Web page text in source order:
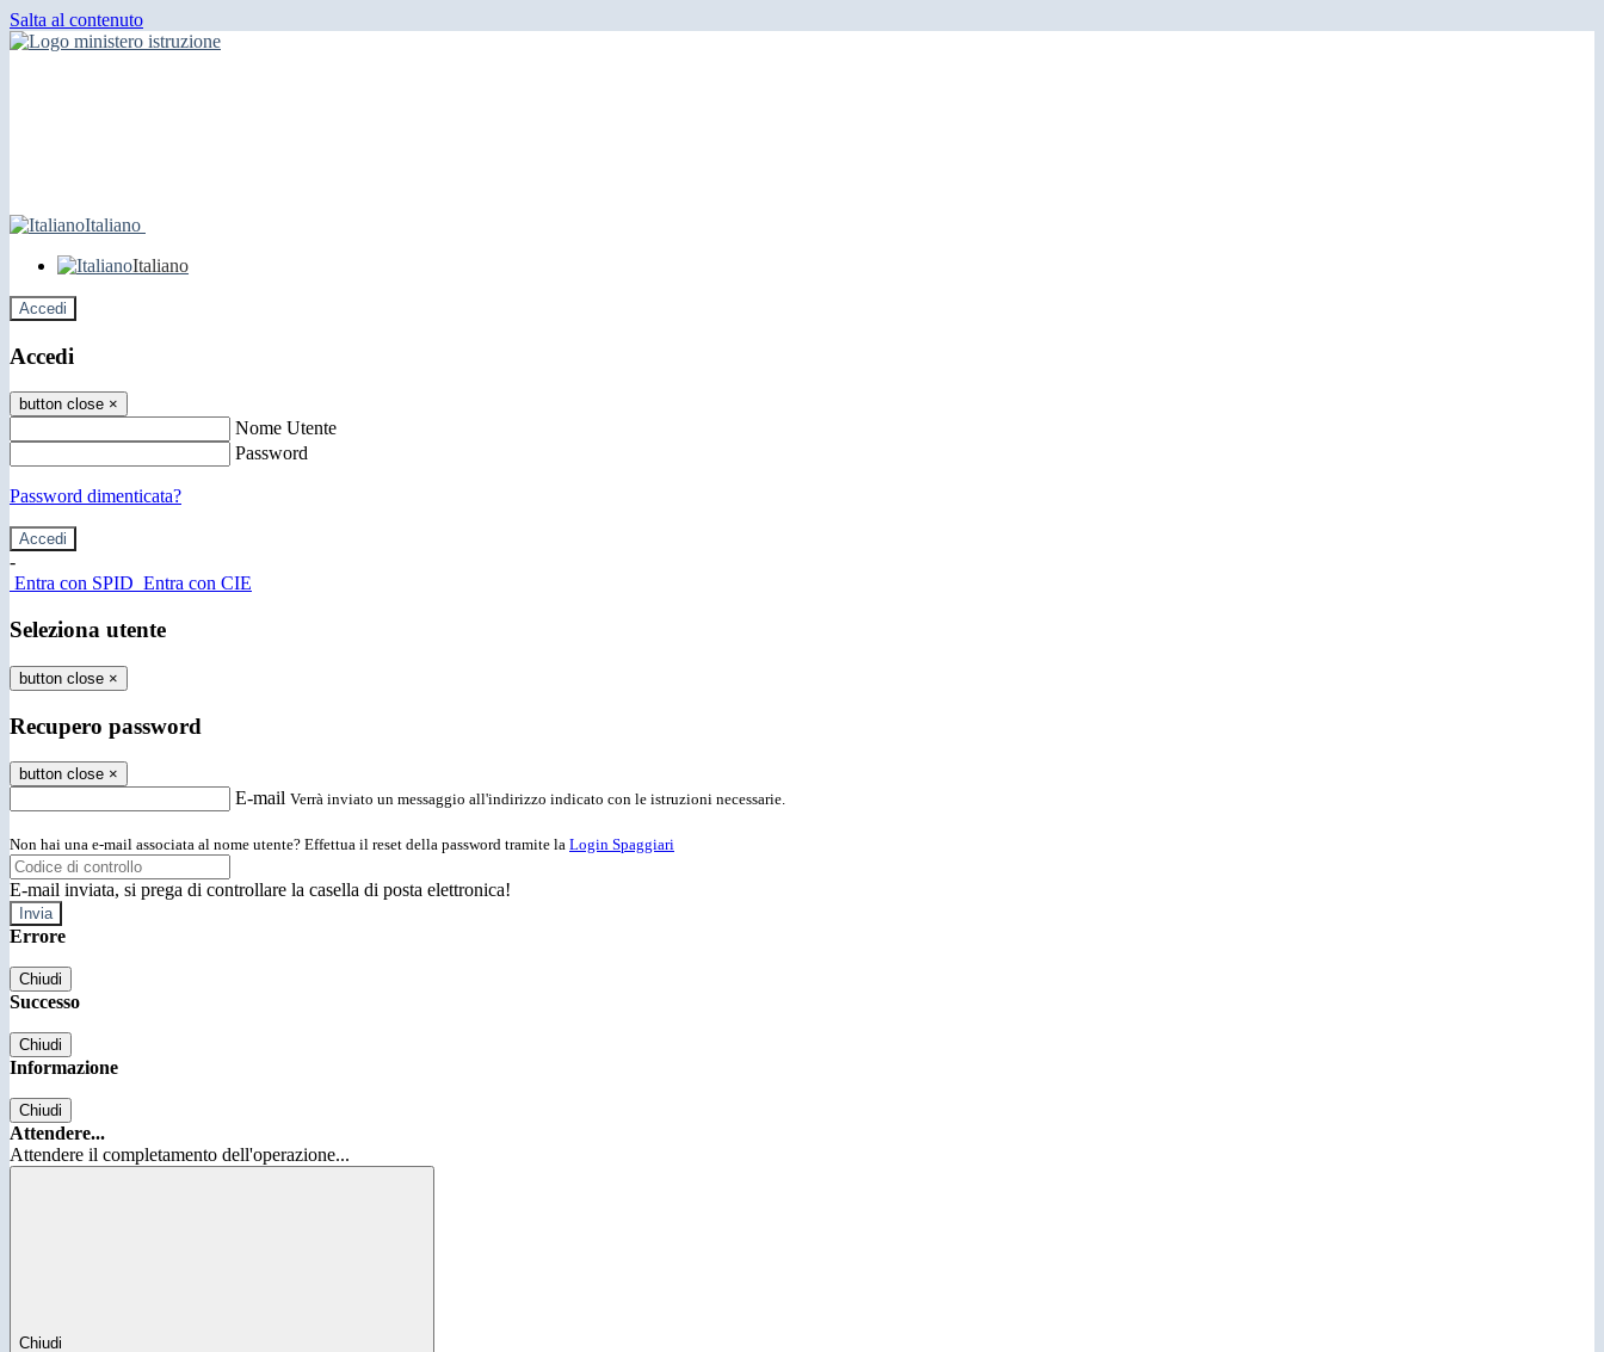
Salta al contenuto
Italiano
Italiano
Accedi
Accedi
button close ×
Nome Utente
Password
Password dimenticata?
-
Entra con SPID Entra con CIE
Seleziona utente
button close ×
Recupero password
button close ×
E-mail Verrà inviato un messaggio all'indirizzo indicato con le istruzioni necessarie.
Non hai una e-mail associata al nome utente? Effettua il reset della password tramite la Login Spaggiari
E-mail inviata, si prega di controllare la casella di posta elettronica!
Errore
Chiudi
Successo
Chiudi
Informazione
Chiudi
Attendere...
Attendere il completamento dell'operazione...
Chiudi